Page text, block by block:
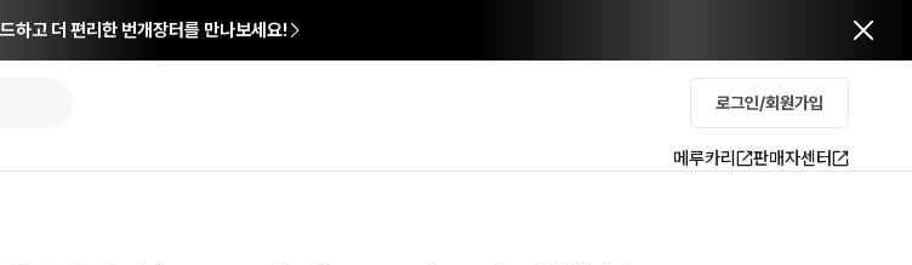
하고 더 편리한 번개장터를 만나보세요!
로그인/회원가입
메루카리 판매자센터